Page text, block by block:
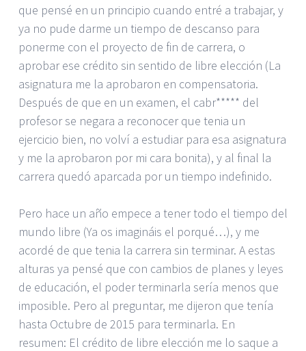
que pensé en un principio cuando entré a trabajar, y
ya no pude darme un tiempo de descanso para
ponerme con el proyecto de fin de carrera, o
aprobar ese crédito sin sentido de libre elección (La
asignatura me la aprobaron en compensatoria.
Después de que en un examen, el cabr***** del
profesor se negara a reconocer que tenia un
ejercicio bien, no volví a estudiar para esa asignatura
y me la aprobaron por mi cara bonita), y al final la
carrera quedó aparcada por un tiempo indefinido.
Pero hace un año empece a tener todo el tiempo del
mundo libre (Ya os imagináis el porqué…), y me
acordé de que tenia la carrera sin terminar. A estas
alturas ya pensé que con cambios de planes y leyes
de educación, el poder terminarla sería menos que
imposible. Pero al preguntar, me dijeron que tenía
hasta Octubre de 2015 para terminarla. En
resumen: El crédito de libre elección me lo saque a